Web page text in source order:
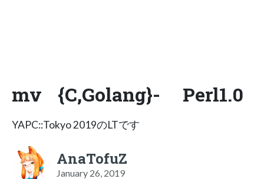
mv {C,Golang}- Perl1.0
YAPC::Tokyo 2019のLTです
AnaTofuZ
January 26, 2019